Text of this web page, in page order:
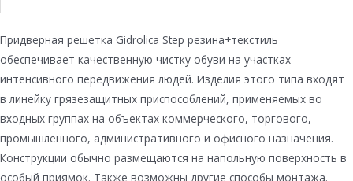
Придверная решетка Gidrolica Step резина+текстиль
обеспечивает качественную чистку обуви на участках
интенсивного передвижения людей. Изделия этого типа входят
в линейку грязезащитных приспособлений, применяемых во
входных группах на объектах коммерческого, торгового,
промышленного, административного и офисного назначения.
Конструкции обычно размещаются на напольную поверхность в
особый приямок. Также возможны другие способы монтажа.